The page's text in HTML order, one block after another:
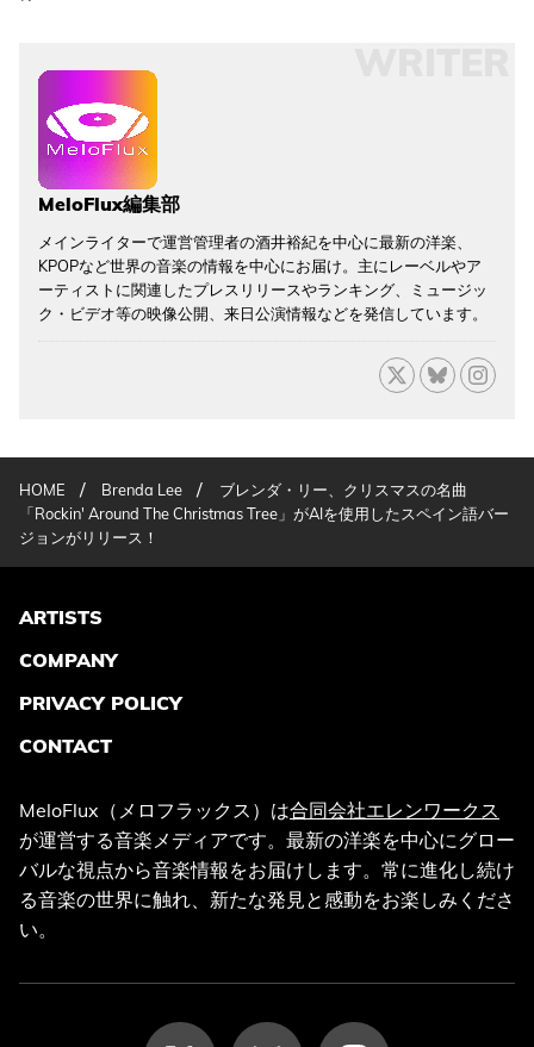
MeloFlux編集部
メインライターで運営管理者の酒井裕紀を中心に最新の洋楽、
KPOPなど世界の音楽の情報を中心にお届け。主にレーベルやア
ーティストに関連したプレスリリースやランキング、ミュージッ
ク・ビデオ等の映像公開、来日公演情報などを発信しています。
HOME / Brenda Lee /
ブレンダ・リー、クリスマスの名曲
「Rockin' Around The Christmas Tree」がAIを使用したスペイン語バー
ジョンがリリース！
ARTISTS
COMPANY
PRIVACY POLICY
CONTACT
MeloFlux（メロフラックス）は合同会社エレンワークス
が運営する音楽メディアです。最新の洋楽を中心にグロー
バルな視点から音楽情報をお届けします。常に進化し続け
る音楽の世界に触れ、新たな発見と感動をお楽しみくださ
い。